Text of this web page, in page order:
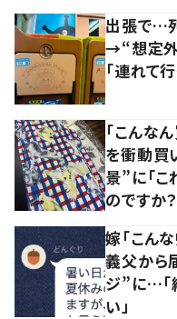
出張で…
→“想定外
「連れて
「こんな
を衝動買
景”に「
のですか？
嫁「こん
義父から
ジ”に…「
い」